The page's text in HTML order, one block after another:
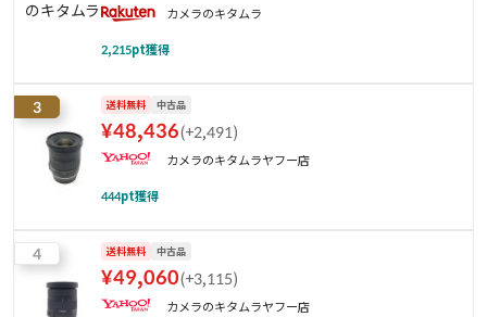
カメラのキタムラ
2,215pt獲得
3 送料無料 中古品
¥48,436(+2,491)
カメラのキタムラヤフー店
444pt獲得
4 送料無料 中古品
¥49,060(+3,115)
カメラのキタムラヤフー店